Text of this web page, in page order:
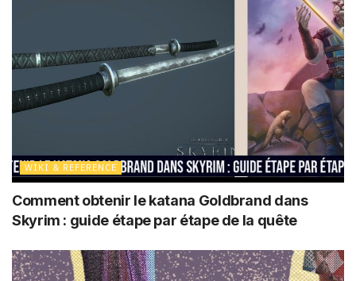
WIKI & REFERENCE
Comment obtenir le katana Goldbrand dans
Skyrim : guide étape par étape de la quête